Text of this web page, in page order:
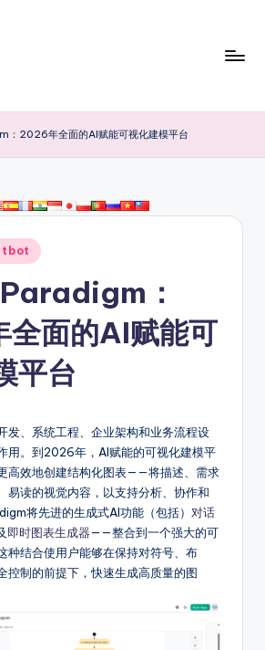
2026年全面的AI赋能可视化建模平台
：
面的AI赋能可
平台
发、系统工程、企业架构和业务流程设
用。到2026年，AI赋能的可视化建模平
高效地创建结构化图表——将描述、需求
易读的视觉内容，以支持分析、协作和
将先进的生成式AI功能（包括） 对话
即时图表生成器——整合到一个强大的可
种结合使用户能够在保持对符号、布
控制的前提下，快速生成高质量的图